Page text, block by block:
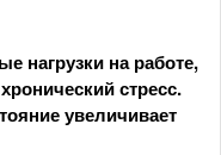
нагрузки на работе,
стресс.
увеличивает